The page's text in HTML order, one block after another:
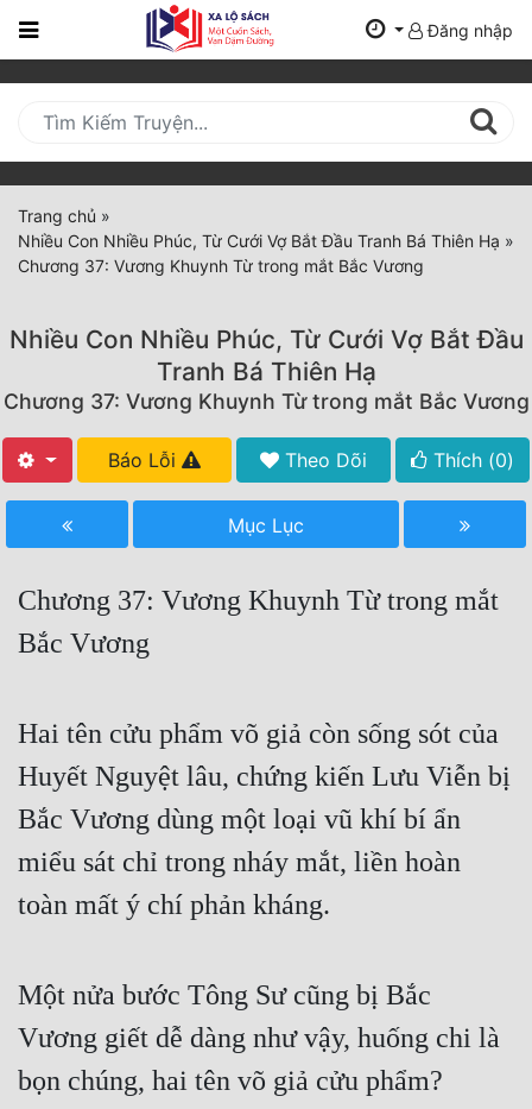
Trang
Mới
Cập
Nhật
(current)
BXH
Truyện Mới Ra
Hoàn Thành
Hậu Cung
Truyện ngắn
Xa Lộ Dịch
Cạnh Kỹ
Cổ Tiên Hiệp
Cổ Đại
Đăng nhập
Trang chủ »
Nhiều Con Nhiều Phúc, Từ Cưới Vợ Bắt Đầu Tranh Bá Thiên Hạ »
Chương 37: Vương Khuynh Từ trong mắt Bắc Vương
Nhiều Con Nhiều Phúc, Từ Cưới Vợ Bắt Đầu
Tranh Bá Thiên Hạ
Chương 37: Vương Khuynh Từ trong mắt Bắc Vương
Báo Lỗi Theo Dõi Thích (0)
Mục Lục
Chương 37: Vương Khuynh Từ trong mắt
Bắc Vương
Hai tên cửu phẩm võ giả còn sống sót của
Huyết Nguyệt lâu, chứng kiến Lưu Viễn bị
Bắc Vương dùng một loại vũ khí bí ẩn
miểu sát chỉ trong nháy mắt, liền hoàn
toàn mất ý chí phản kháng.
Một nửa bước Tông Sư cũng bị Bắc
Vương giết dễ dàng như vậy, huống chi là
bọn chúng, hai tên võ giả cửu phẩm?